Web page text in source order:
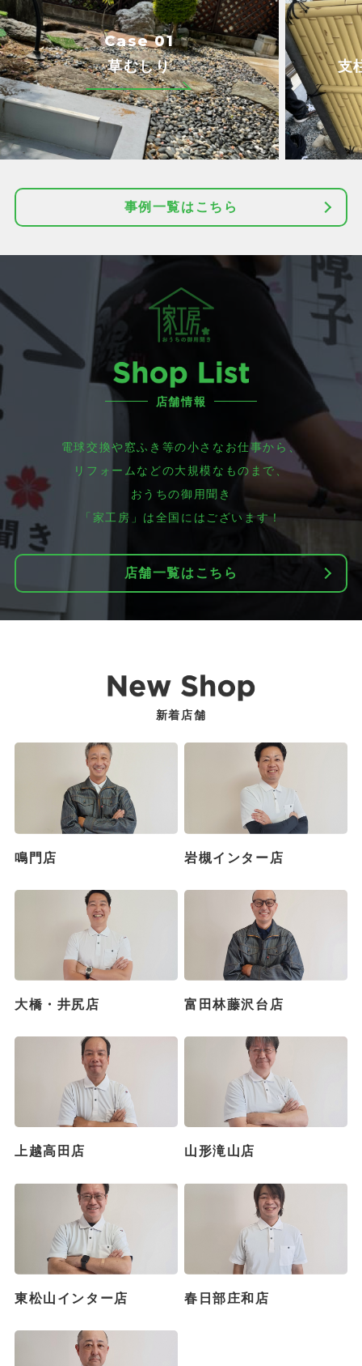
Case 01
草むしり 支
事例一覧はこちら
店舗情報
電球交換や窓ふき等の小さなお仕事から、
リフォームなどの大規模なものまで、
おうちの御用聞き
「家工房」は全国にはございます！
店舗一覧はこちら
新着店舗
鳴門店 岩槻インター店
大橋・井尻店 富田林藤沢台店
上越高田店 山形滝山店
東松山インター店 春日部庄和店